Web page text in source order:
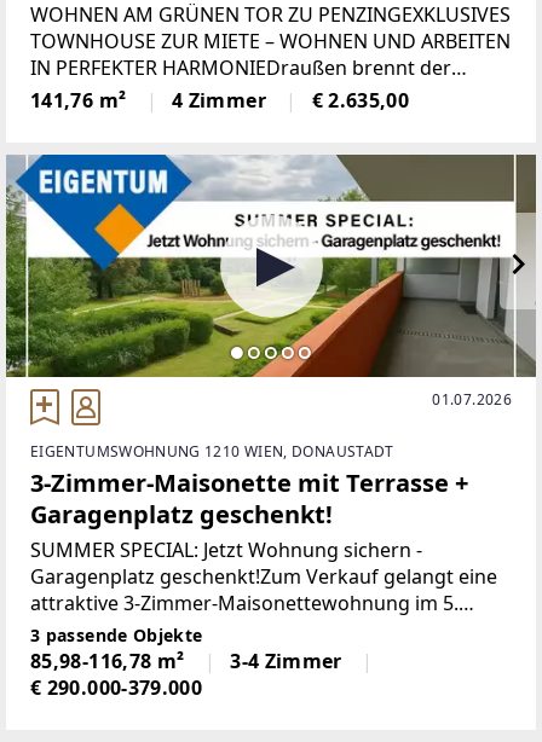
WOHNEN AM GRÜNEN TOR ZU PENZINGEXKLUSIVES
TOWNHOUSE ZUR MIETE – WOHNEN UND ARBEITEN
IN PERFEKTER HARMONIEDraußen brennt der
Sommer – drinnen genießen Sie dank moderner
Deckenkühlung und Deckenheizung das ganze Jahr
141,76 m² 4 Zimmer € 2.635,00
01.07.2026
EIGENTUMSWOHNUNG 1210 WIEN, DONAUSTADT
3-Zimmer-Maisonette mit Terrasse +
Garagenplatz geschenkt!
SUMMER SPECIAL: Jetzt Wohnung sichern -
Garagenplatz geschenkt!Zum Verkauf gelangt eine
attraktive 3-Zimmer-Maisonettewohnung im 5.
Obergeschoss sowie 1. Dachgeschoss mit einer
Wohnfläche von ca. 86 m². Die süd-östlich
3 passende Objekte
85,98-116,78 m²
3-4 Zimmer
€ 290.000-379.000